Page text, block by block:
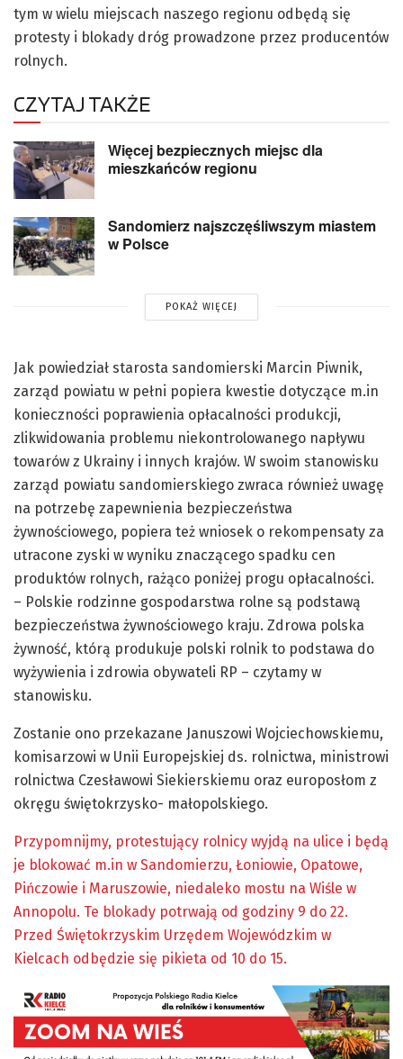
tym w wielu miejscach naszego regionu odbędą się
protesty i blokady dróg prowadzone przez producentów
rolnych.
CZYTAJ TAKŻE
Więcej bezpiecznych miejsc dla
mieszkańców regionu
Sandomierz najszczęśliwszym miastem
w Polsce
POKAŻ WIĘCEJ
Jak powiedział starosta sandomierski Marcin Piwnik,
zarząd powiatu w pełni popiera kwestie dotyczące m.in
konieczności poprawienia opłacalności produkcji,
zlikwidowania problemu niekontrolowanego napływu
towarów z Ukrainy i innych krajów. W swoim stanowisku
zarząd powiatu sandomierskiego zwraca również uwagę
na potrzebę zapewnienia bezpieczeństwa
żywnościowego, popiera też wniosek o rekompensaty za
utracone zyski w wyniku znaczącego spadku cen
produktów rolnych, rażąco poniżej progu opłacalności.
– Polskie rodzinne gospodarstwa rolne są podstawą
bezpieczeństwa żywnościowego kraju. Zdrowa polska
żywność, którą produkuje polski rolnik to podstawa do
wyżywienia i zdrowia obywateli RP – czytamy w
stanowisku.
Zostanie ono przekazane Januszowi Wojciechowskiemu,
komisarzowi w Unii Europejskiej ds. rolnictwa, ministrowi
rolnictwa Czesławowi Siekierskiemu oraz europosłom z
okręgu świętokrzysko- małopolskiego.
Przypomnijmy, protestujący rolnicy wyjdą na ulice i będą
je blokować m.in w Sandomierzu, Łoniowie, Opatowe,
Pińczowie i Maruszowie, niedaleko mostu na Wiśle w
Annopolu. Te blokady potrwają od godziny 9 do 22.
Przed Świętokrzyskim Urzędem Wojewódzkim w
Kielcach odbędzie się pikieta od 10 do 15.